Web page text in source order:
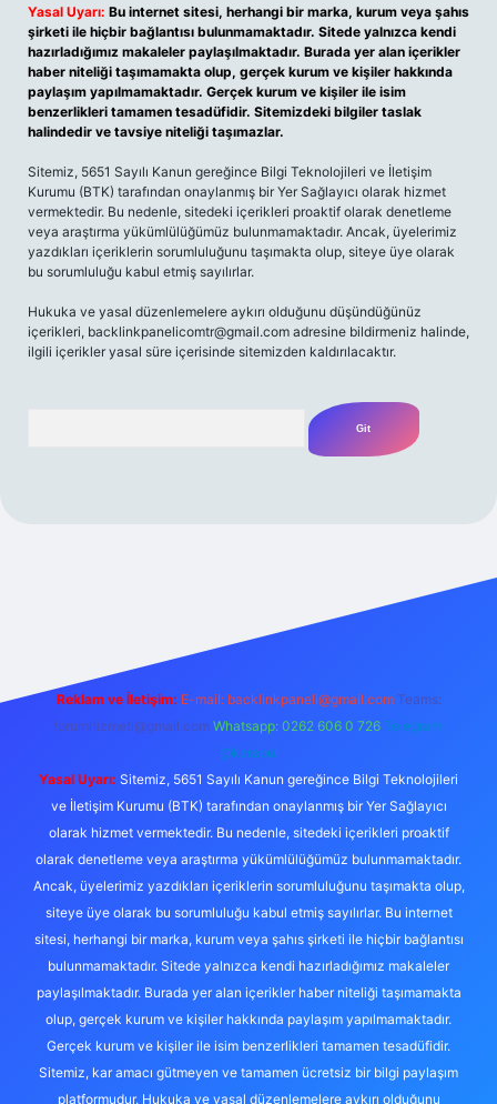
Yasal Uyarı: Bu internet sitesi, herhangi bir marka, kurum veya şahıs
şirketi ile hiçbir bağlantısı bulunmamaktadır. Sitede yalnızca kendi
hazırladığımız makaleler paylaşılmaktadır. Burada yer alan içerikler
haber niteliği taşımamakta olup, gerçek kurum ve kişiler hakkında
paylaşım yapılmamaktadır. Gerçek kurum ve kişiler ile isim
benzerlikleri tamamen tesadüfidir. Sitemizdeki bilgiler taslak
halindedir ve tavsiye niteliği taşımazlar.
Sitemiz, 5651 Sayılı Kanun gereğince Bilgi Teknolojileri ve İletişim
Kurumu (BTK) tarafından onaylanmış bir Yer Sağlayıcı olarak hizmet
vermektedir. Bu nedenle, sitedeki içerikleri proaktif olarak denetleme
veya araştırma yükümlülüğümüz bulunmamaktadır. Ancak, üyelerimiz
yazdıkları içeriklerin sorumluluğunu taşımakta olup, siteye üye olarak
bu sorumluluğu kabul etmiş sayılırlar.
Hukuka ve yasal düzenlemelere aykırı olduğunu düşündüğünüz
içerikleri, backlinkpanelicomtr@gmail.com adresine bildirmeniz halinde,
ilgili içerikler yasal süre içerisinde sitemizden kaldırılacaktır.
Reklam ve İletişim: E-mail: backlinkpaneli@gmail.com Teams:
forumhizmeti@gmail.com Whatsapp: 0262 606 0 726 Telegram:
@karabul
Yasal Uyarı: Sitemiz, 5651 Sayılı Kanun gereğince Bilgi Teknolojileri
ve İletişim Kurumu (BTK) tarafından onaylanmış bir Yer Sağlayıcı
olarak hizmet vermektedir. Bu nedenle, sitedeki içerikleri proaktif
olarak denetleme veya araştırma yükümlülüğümüz bulunmamaktadır.
Ancak, üyelerimiz yazdıkları içeriklerin sorumluluğunu taşımakta olup,
siteye üye olarak bu sorumluluğu kabul etmiş sayılırlar. Bu internet
sitesi, herhangi bir marka, kurum veya şahıs şirketi ile hiçbir bağlantısı
bulunmamaktadır. Sitede yalnızca kendi hazırladığımız makaleler
paylaşılmaktadır. Burada yer alan içerikler haber niteliği taşımamakta
olup, gerçek kurum ve kişiler hakkında paylaşım yapılmamaktadır.
Gerçek kurum ve kişiler ile isim benzerlikleri tamamen tesadüfidir.
Sitemiz, kar amacı gütmeyen ve tamamen ücretsiz bir bilgi paylaşım
platformudur. Hukuka ve yasal düzenlemelere aykırı olduğunu